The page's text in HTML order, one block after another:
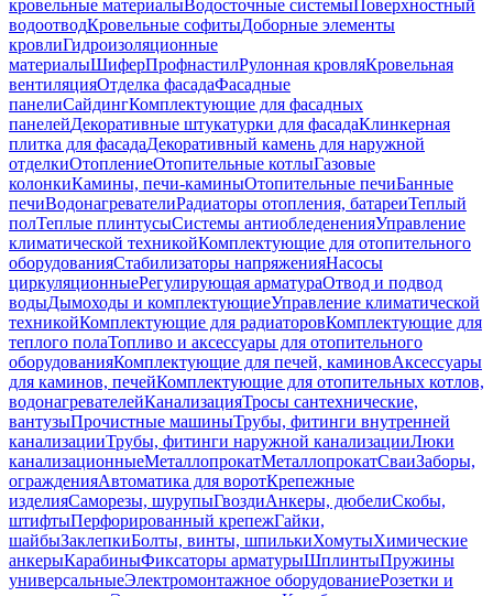
кровельные материалыВодосточные системыПоверхностный
водоотводКровельные софитыДоборные элементы
кровлиГидроизоляционные
материалыШиферПрофнастилРулонная кровляКровельная
вентиляцияОтделка фасадаФасадные
панелиСайдингКомплектующие для фасадных
панелейДекоративные штукатурки для фасадаКлинкерная
плитка для фасадаДекоративный камень для наружной
отделкиОтоплениеОтопительные котлыГазовые
колонкиКамины, печи-каминыОтопительные печиБанные
печиВодонагревателиРадиаторы отопления, батареиТеплый
полТеплые плинтусыСистемы антиобледененияУправление
климатической техникойКомплектующие для отопительного
оборудованияСтабилизаторы напряженияНасосы
циркуляционныеРегулирующая арматураОтвод и подвод
водыДымоходы и комплектующиеУправление климатической
техникойКомплектующие для радиаторовКомплектующие для
теплого полаТопливо и аксессуары для отопительного
оборудованияКомплектующие для печей, каминовАксессуары
для каминов, печейКомплектующие для отопительных котлов,
водонагревателейКанализацияТросы сантехнические,
вантузыПрочистные машиныТрубы, фитинги внутренней
канализацииТрубы, фитинги наружной канализацииЛюки
канализационныеМеталлопрокатМеталлопрокатСваиЗаборы,
огражденияАвтоматика для воротКрепежные
изделияСаморезы, шурупыГвоздиАнкеры, дюбелиСкобы,
штифтыПерфорированный крепежГайки,
шайбыЗаклепкиБолты, винты, шпилькиХомутыХимические
анкерыКарабиныФиксаторы арматурыШплинтыПружины
универсальныеЭлектромонтажное оборудованиеРозетки и